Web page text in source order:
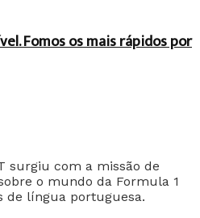
Fomos os mais rápidos por
surgiu com a missão de
o mundo da Formula 1
de língua portuguesa.